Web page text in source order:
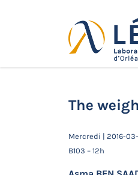
The
Mercredi | 2016-
B103 – 12h